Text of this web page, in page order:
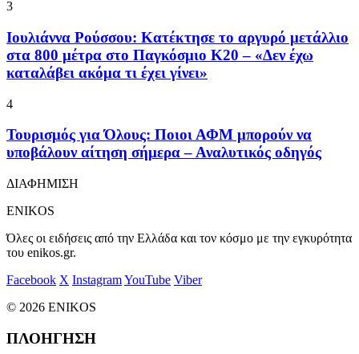
3
Ιουλιάννα Ρούσσου: Κατέκτησε το αργυρό μετάλλιο
στα 800 μέτρα στο Παγκόσμιο Κ20 – «Δεν έχω
καταλάβει ακόμα τι έχει γίνει»
4
Τουρισμός για Όλους: Ποιοι ΑΦΜ μπορούν να
υποβάλουν αίτηση σήμερα – Αναλυτικός οδηγός
ΔΙΑΦΗΜΙΣΗ
ENIKOS
Όλες οι ειδήσεις από την Ελλάδα και τον κόσμο με την εγκυρότητα
του enikos.gr.
Facebook X InstagramYouTube Viber
© 2026 ENIKOS
ΠΛΟΗΓΗΣΗ